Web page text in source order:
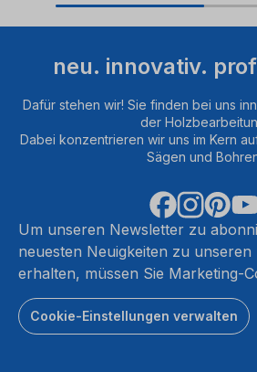
neu. innovativ.
Dafür stehen wir! Sie finden bei uns
der
Dabei konzentrieren wir uns im Kern
Sägen und
Um unseren Newsletter zu
neuesten Neuigkeiten zu
erhalten, müssen Sie Marketing-
Cookie-Einstellungen verwalten